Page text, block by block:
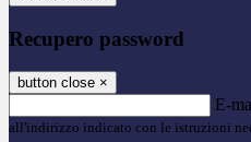
Recupero password
button close ×
E-
all'indirizzo indicato con le istruzioni